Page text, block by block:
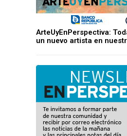
ArteUyEnPerspectiva:
un nuevo artista en